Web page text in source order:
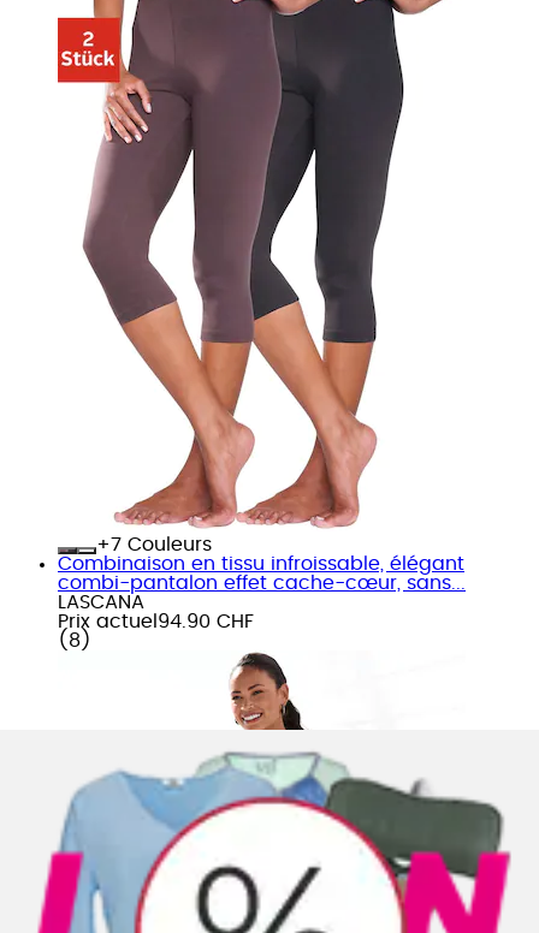
+
Couleurs
Combinaison en tissu infroissable, élégant
combi-pantalon effet cache-cœur, sans...
LASCANA
Prix actuel 94.90 CHF
( 8 )